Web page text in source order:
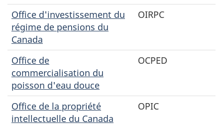
Office d'investissement du
régime de pensions du
Canada
OIRPC
Office de
commercialisation du
poisson d'eau douce
OCPED
Office de la propriété
intellectuelle du Canada
OPIC